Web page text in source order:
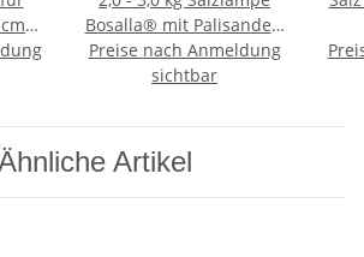
mit
Bosalla® mit Palisander-
Holz Sockel, Salz Leuchte
mit 120 cm Kabel weiß
Preise nach Anmeldung
sichtbar
Artikel